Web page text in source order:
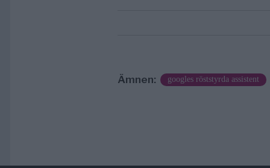
Ämnen: googles röststyrda assistent